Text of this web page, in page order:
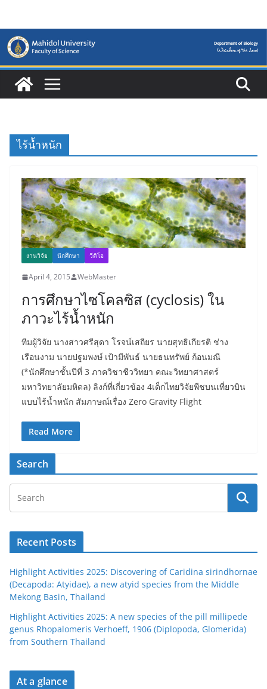
content
ไร้น้ำหนัก
งานวิจัย นักศึกษา วีดิโอ
April 4, 2015 WebMaster
การศึกษาไซโคลซิส (cyclosis) ใน
ภาวะไร้น้ำหนัก
ทีมผู้วิจัย นางสาวศรีสุดา โรจน์เสถียร นายสุทธิเกียรติ ช่าง
เรือนงาม นายปฐมพงษ์ เป้ามีพันธ์ นายธนทรัพย์ ก้อนมณี
(*นักศึกษาชั้นปีที่ 3 ภาควิชาชีววิทยา คณะวิทยาศาสตร์
มหาวิทยาลัยมหิดล) ลิงก์ที่เกี่ยวข้อง 4เด็กไทยวิจัยพืชบนเที่ยวบิน
แบบไร้น้ำหนัก สัมภาษณ์เรื่อง Zero Gravity Flight
Read More
Search
Recent Posts
Highlight Activities 2025: Discovering of Caridina sirindhornae
(Decapoda: Atyidae), a new atyid species from the Middle
Mekong Basin, Thailand
Highlight Activities 2025: A new species of the pill millipede
genus Rhopalomeris Verhoeff, 1906 (Diplopoda, Glomerida)
from Southern Thailand
At a glance